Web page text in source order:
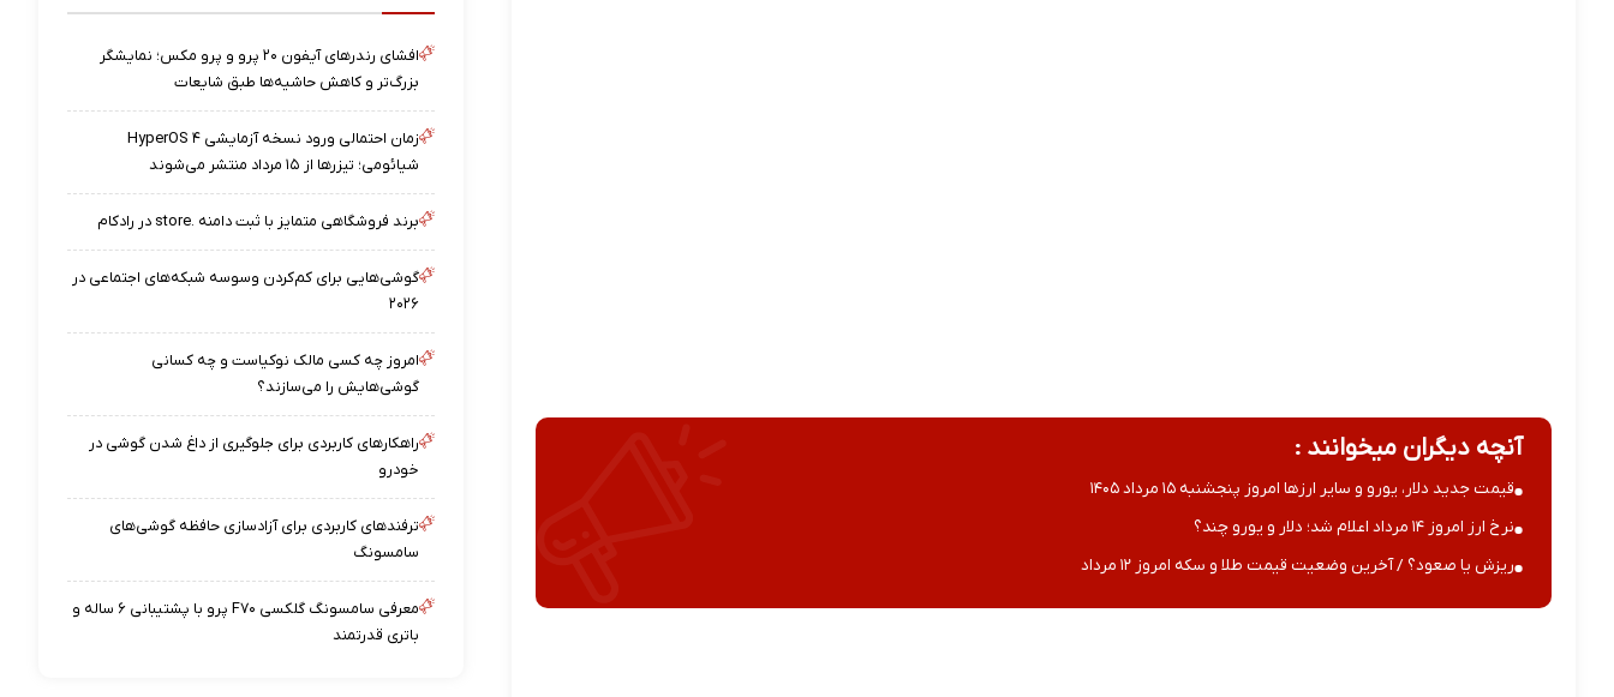
آنچه دیگران میخوانند :
قیمت جدید دلار، یورو و سایر ارزها امروز پنجشنبه ۱۵ مرداد ۱۴۰۵
نرخ ارز امروز ۱۴ مرداد اعلام شد؛ دلار و یورو چند؟
ریزش یا صعود؟ / آخرین وضعیت قیمت طلا و سکه امروز ۱۲ مرداد
افشای رندرهای آیفون ۲۰ پرو و پرو مکس؛ نمایشگر
بزرگ‌تر و کاهش حاشیه‌ها طبق شایعات
زمان احتمالی ورود نسخه آزمایشی HyperOS ۴
شیائومی؛ تیزرها از ۱۵ مرداد منتشر می‌شوند
برند فروشگاهی متمایز با ثبت دامنه .store در رادکام
گوشی‌هایی برای کم‌کردن وسوسه شبکه‌های اجتماعی در
۲۰۲۶
امروز چه کسی مالک نوکیاست و چه کسانی
گوشی‌هایش را می‌سازند؟
راهکارهای کاربردی برای جلوگیری از داغ شدن گوشی در
خودرو
ترفندهای کاربردی برای آزادسازی حافظه گوشی‌های
سامسونگ
معرفی سامسونگ گلکسی F۷۰ پرو با پشتیبانی ۶ ساله و
باتری قدرتمند